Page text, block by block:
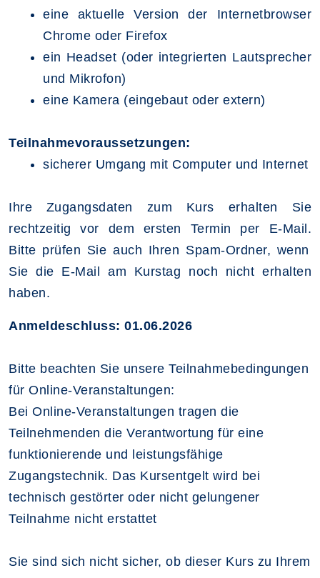
eine aktuelle Version der Internetbrowser
Chrome oder Firefox
ein Headset (oder integrierten Lautsprecher
und Mikrofon)
eine Kamera (eingebaut oder extern)
Teilnahmevoraussetzungen:
sicherer Umgang mit Computer und Internet
Ihre Zugangsdaten zum Kurs erhalten Sie
rechtzeitig vor dem ersten Termin per E-Mail.
Bitte prüfen Sie auch Ihren Spam-Ordner, wenn
Sie die E-Mail am Kurstag noch nicht erhalten
haben.
Anmeldeschluss: 01.06.2026
Bitte beachten Sie unsere Teilnahmebedingungen
für Online-Veranstaltungen:
Bei Online-Veranstaltungen tragen die
Teilnehmenden die Verantwortung für eine
funktionierende und leistungsfähige
Zugangstechnik. Das Kursentgelt wird bei
technisch gestörter oder nicht gelungener
Teilnahme nicht erstattet
Sie sind sich nicht sicher, ob dieser Kurs zu Ihrem